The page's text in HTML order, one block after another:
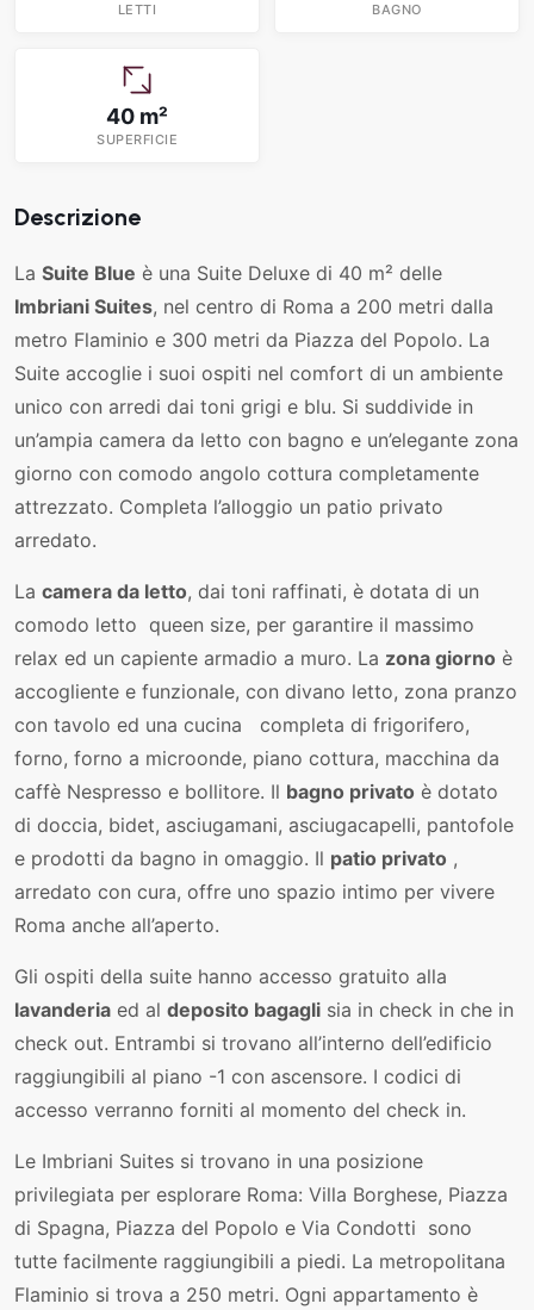
LETTI BAGNO
40 m²
SUPERFICIE
Descrizione
La Suite Blue è una Suite Deluxe di 40 m² delle
Imbriani Suites, nel centro di Roma a 200 metri dalla
metro Flaminio e 300 metri da Piazza del Popolo. La
Suite accoglie i suoi ospiti nel comfort di un ambiente
unico con arredi dai toni grigi e blu. Si suddivide in
un’ampia camera da letto con bagno e un’elegante zona
giorno con comodo angolo cottura completamente
attrezzato. Completa l’alloggio un patio privato
arredato.
La camera da letto, dai toni raffinati, è dotata di un
comodo letto queen size, per garantire il massimo
relax ed un capiente armadio a muro. La zona giorno è
accogliente e funzionale, con divano letto, zona pranzo
con tavolo ed una cucina completa di frigorifero,
forno, forno a microonde, piano cottura, macchina da
caffè Nespresso e bollitore. Il bagno privato è dotato
di doccia, bidet, asciugamani, asciugacapelli, pantofole
e prodotti da bagno in omaggio. Il patio privato ,
arredato con cura, offre uno spazio intimo per vivere
Roma anche all’aperto.
Gli ospiti della suite hanno accesso gratuito alla
lavanderia ed al deposito bagagli sia in check in che in
check out. Entrambi si trovano all’interno dell’edificio
raggiungibili al piano -1 con ascensore. I codici di
accesso verranno forniti al momento del check in.
Le Imbriani Suites si trovano in una posizione
privilegiata per esplorare Roma: Villa Borghese, Piazza
di Spagna, Piazza del Popolo e Via Condotti sono
tutte facilmente raggiungibili a piedi. La metropolitana
Flaminio si trova a 250 metri. Ogni appartamento è